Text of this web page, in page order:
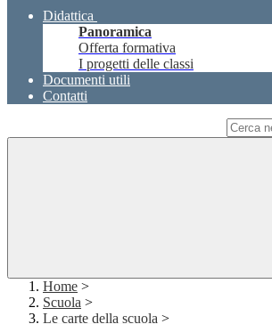
Didattica
Panoramica
Offerta formativa
I progetti delle classi
Documenti utili
Contatti
Home >
Scuola >
Le carte della scuola >